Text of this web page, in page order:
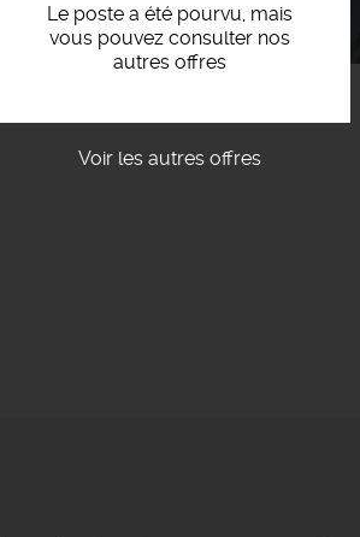
Le poste a été pourvu, mais
vous pouvez consulter nos
autres offres
Voir les autres offres